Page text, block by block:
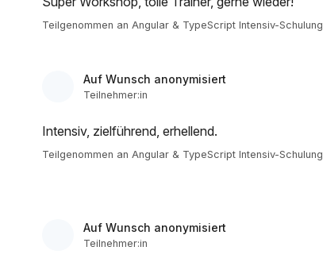
Teilgenommen an Angular & TypeScript Intensiv-Schulung
Auf Wunsch anonymisiert
Teilnehmer:in
Intensiv, zielführend, erhellend.
Teilgenommen an Angular & TypeScript Intensiv-Schulung
Auf Wunsch anonymisiert
Teilnehmer:in